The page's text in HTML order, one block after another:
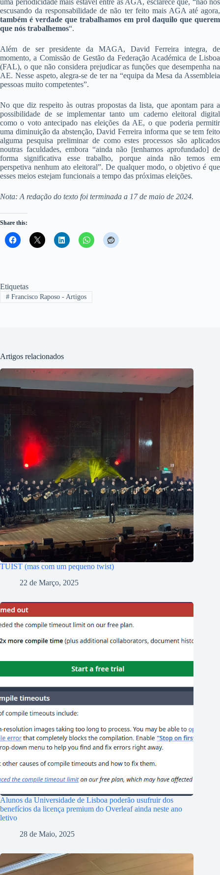
escusando da responsabilidade de não ter feito mais AGA até agora,
também é verdade que trabalhamos em prol daquilo que querem
que nós trabalhemos“.
Além de ser presidente da MAGA, David Ferreira integra, de
momento, a Comissão de Gestão da Federação Académica de Lisboa
(FAL), o que não considera prejudicar as funções que desempenha na
AE. Nesse aspeto, alegra-se de ter na “equipa da Mesa da Assembleia
pessoas muito competentes”.
No que diz respeito às outras propostas da lista, que apontam para a
possibilidade de se implementar tanto um caderno eleitoral digital
como o voto antecipado nas eleições da AE, o que poderia permitir
uma diminuição da abstenção, David Ferreira informa que se tem feito
alguma pesquisa preliminar de como estes processos são aplicados
noutras faculdades, embora “ainda não [tenhamos aprofundado] de
forma significativa esse trabalho, porque ainda não temos em
perspetiva nenhum ato eleitoral”. De qualquer modo, o objetivo é que
esses meios estejam funcionais a tempo das próximas eleições.
Nota: A redação do texto foi terminada a 17 de maio de 2024.
Share this:
Etiquetas
#Francisco Raposo - Artigos
Artigos relacionados
TUIST (mas com um pequeno twist)
22 de Março, 2025
Alunos da Universidade de Lisboa poderão usufruir dos
benefícios da licença premium do Overleaf ainda neste ano
letivo
28 de Maio, 2025